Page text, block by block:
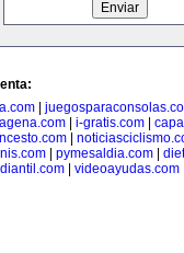
| i-gratis.com|
pymesaldia.com
| videoayudas.com